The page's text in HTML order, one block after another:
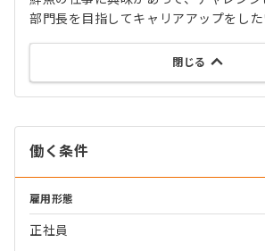
部門長を目指してキャリアアップをし
閉じる
働く条件
雇用形態
正社員